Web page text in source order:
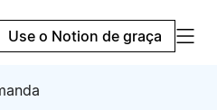
Use o Notion de graça